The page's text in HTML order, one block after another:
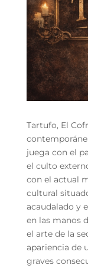
Tartufo, El
juega con el
el culto
con el actual
cultural
acaudalado y
en las manos
el arte de la
apariencia de
graves